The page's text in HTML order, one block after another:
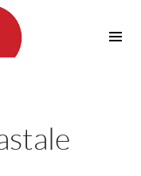
Irrigazione
Casette in Legno